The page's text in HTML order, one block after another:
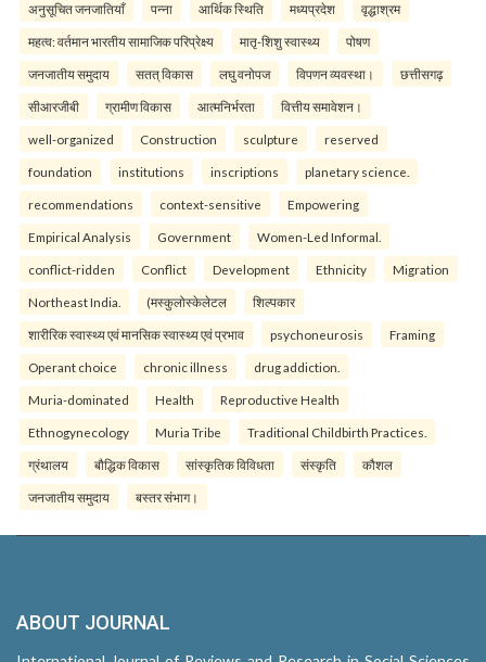
अनुसूचित जनजातियाँ पन्ना आर्थिक स्थिति मध्यप्रदेश वृद्धाश्रम
महत्व: वर्तमान भारतीय सामाजिक परिप्रेक्ष्य मातृ-शिशु स्वास्थ्य पोषण
जनजातीय समुदाय सतत् विकास लघु वनोपज विपणन व्यवस्था। छत्तीसगढ़
सीआरजीबी ग्रामीण विकास आत्मनिर्भरता वित्तीय समावेशन।
well-organized Construction sculpture reserved
foundation institutions inscriptions planetary science.
recommendations context-sensitive Empowering
Empirical Analysis Government Women-Led Informal.
conflict-ridden Conflict Development Ethnicity Migration
Northeast India. (मस्कुलोस्केलेटल शिल्पकार
शारीरिक स्वास्थ्य एवं मानसिक स्वास्थ्य एवं प्रभाव psychoneurosis Framing
Operant choice chronic illness drug addiction.
Muria-dominated Health Reproductive Health
Ethnogynecology Muria Tribe Traditional Childbirth Practices.
ग्रंथालय बौद्धिक विकास सांस्कृतिक विविधता संस्कृति कौशल
जनजातीय समुदाय बस्तर संभाग।
ABOUT JOURNAL